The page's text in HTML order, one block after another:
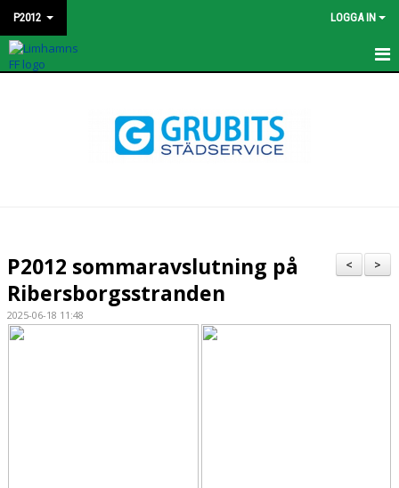
P2012 LOGGA IN
MATCHER
DOKUMENT
>
<
P2012 sommaravslutning på
Ribersborgsstranden
2025-06-18 11:48